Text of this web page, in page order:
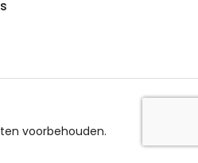
voorbehouden.